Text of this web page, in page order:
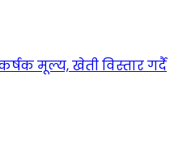
मूल्य, खेती विस्तार गर्दै